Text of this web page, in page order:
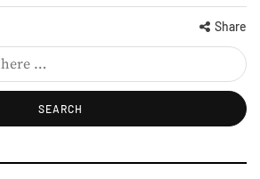
Share